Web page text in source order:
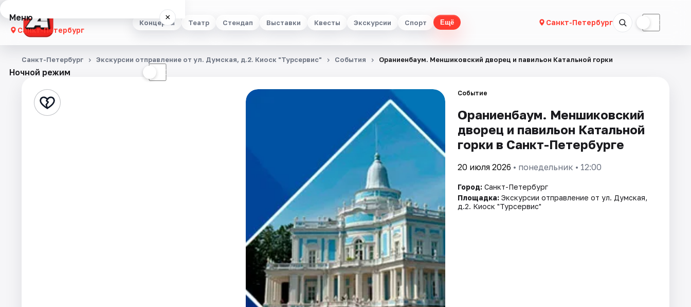
Концерты Театр Стендап Выставки Квесты Экскурсии Спорт Ещё Санкт-Петербург ☾
Меню ×
Санкт-Петербург
Концерты
Стендап
Ночной режим ☾
Санкт-Петербург Экскурсии отправление от ул. Думская, д.2. Киоск "Турсервис" События Ораниенбаум. Меншиковский дворец и павильон Катальной горки
Событие
Ораниенбаум. Меншиковский
дворец и павильон Катальной
горки в Санкт-Петербурге
20 июля 2026 • понедельник • 12:00
Город: Санкт-Петербург
Площадка: Экскурсии отправление от ул. Думская,
д.2. Киоск "Турсервис"